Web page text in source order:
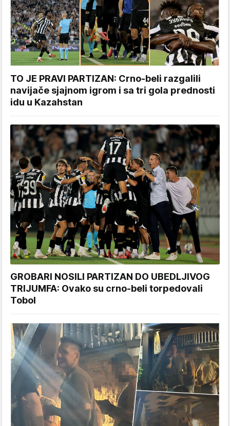
TO JE PRAVI PARTIZAN: Crno-beli razgalili
navijače sjajnom igrom i sa tri gola prednosti
idu u Kazahstan
GROBARI NOSILI PARTIZAN DO UBEDLJIVOG
TRIJUMFA: Ovako su crno-beli torpedovali
Tobol